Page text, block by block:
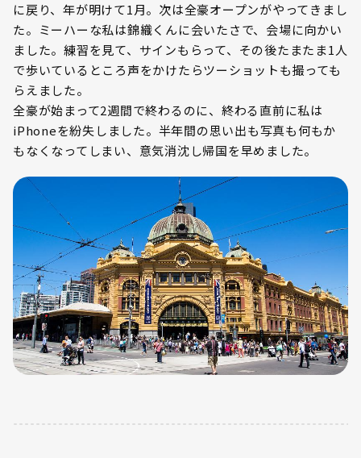
に戻り、年が明けて1月。次は全豪オープンがやってきまし
た。ミーハーな私は錦織くんに会いたさで、会場に向かい
ました。練習を見て、サインもらって、その後たまたま1人
で歩いているところ声をかけたらツーショットも撮っても
らえました。
全豪が始まって2週間で終わるのに、終わる直前に私は
iPhoneを紛失しました。半年間の思い出も写真も何もか
もなくなってしまい、意気消沈し帰国を早めました。